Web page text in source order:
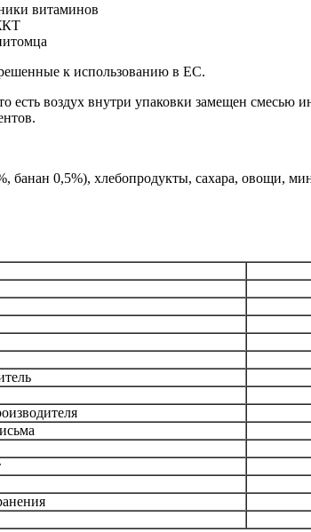
витаминов
к использованию в ЕС.
есть воздух внутри упаковки замещен смесью
банан 0,5%), хлебопродукты, сахара, овощи,